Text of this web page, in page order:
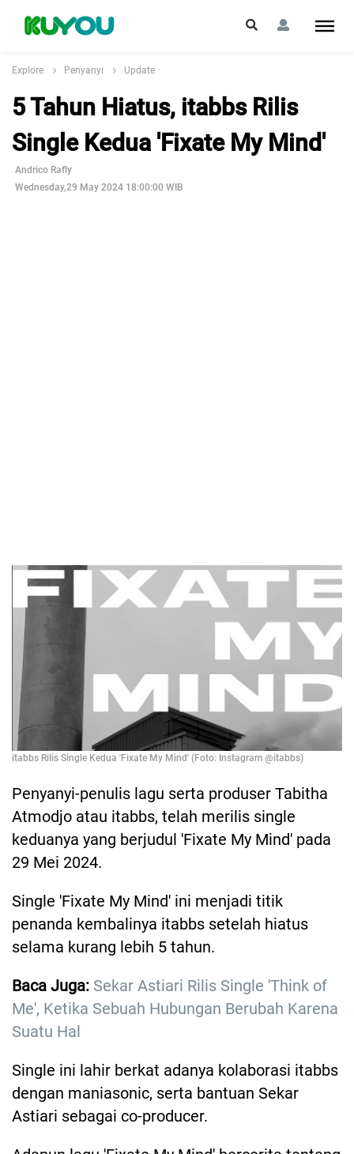
Explore Penyanyi Update
5 Tahun Hiatus, itabbs Rilis
Single Kedua 'Fixate My Mind'
Andrico Rafly
Wednesday,29 May 2024 18:00:00 WIB
itabbs Rilis Single Kedua 'Fixate My Mind' (Foto: Instagram @itabbs)
Penyanyi-penulis lagu serta produser Tabitha
Atmodjo atau itabbs, telah merilis single
keduanya yang berjudul 'Fixate My Mind' pada
29 Mei 2024.
Single 'Fixate My Mind' ini menjadi titik
penanda kembalinya itabbs setelah hiatus
selama kurang lebih 5 tahun.
Baca Juga: Sekar Astiari Rilis Single 'Think of
Me', Ketika Sebuah Hubungan Berubah Karena
Suatu Hal
Single ini lahir berkat adanya kolaborasi itabbs
dengan maniasonic, serta bantuan Sekar
Astiari sebagai co-producer.